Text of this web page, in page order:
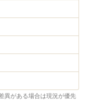
異がある場合は現況が優先